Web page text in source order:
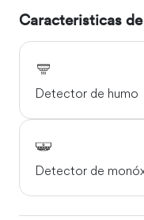
Caracteristicas
Detector de humo
Detector de